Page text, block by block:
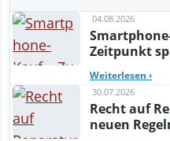
04.08.2026
Zeitpunkt
Weiterlesen ›
30.07.2026
Recht auf
neuen